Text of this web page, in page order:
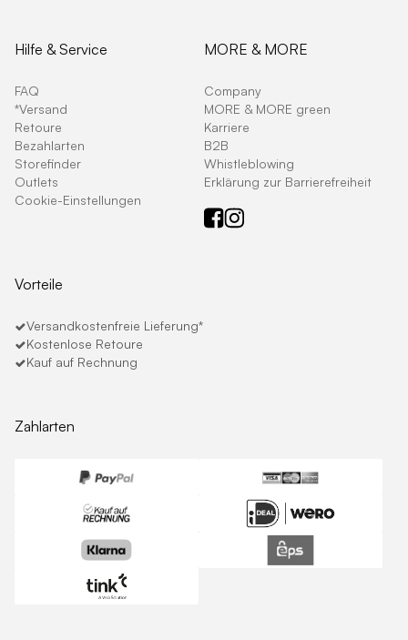
Hilfe & Service
FAQ
*Versand
Retoure
Bezahlarten
Storefinder
Outlets
Cookie-Einstellungen
MORE & MORE
Company
MORE & MORE green
Karriere
B2B
Whistleblowing
Erklärung zur Barrierefreiheit
Vorteile
Versandkostenfreie Lieferung*
Kostenlose Retoure
Kauf auf Rechnung
Zahlarten